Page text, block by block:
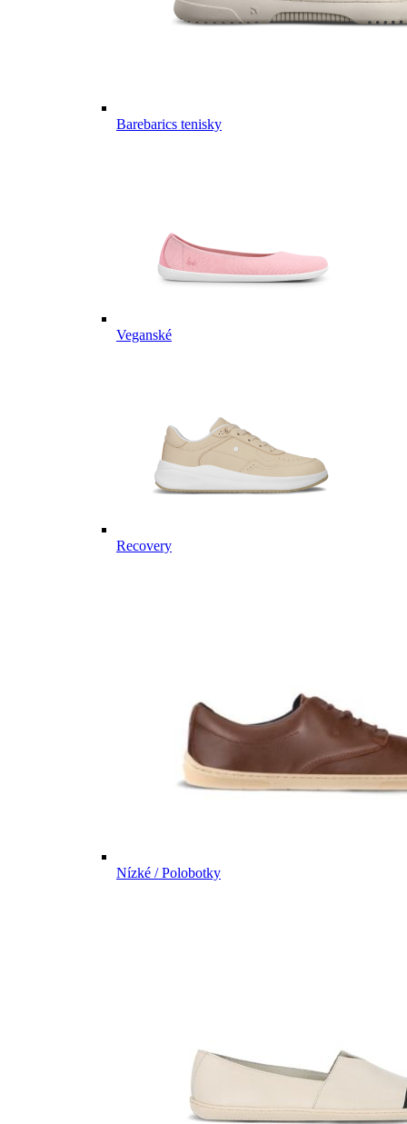
Barebarics tenisky
Veganské
Recovery
Nízké / Polobotky